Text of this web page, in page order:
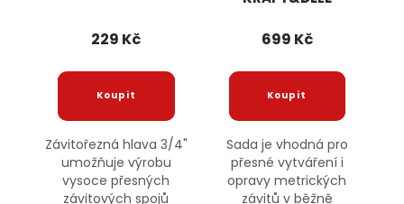
229 Kč
Závitořezná hlava 3/4"
umožňuje výrobu
vysoce přesných
závitových spojů
699 Kč
Sada je vhodná pro
přesné vytváření i
opravy metrických
závitů v běžně